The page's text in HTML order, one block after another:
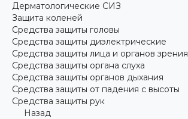
Дерматологические СИЗ
Защита коленей
Средства защиты головы
Средства защиты диэлектрические
Средства защиты лица и органов зрения
Средства защиты органа слуха
Средства защиты органов дыхания
Средства защиты от падения с высоты
Средства защиты рук
Назад